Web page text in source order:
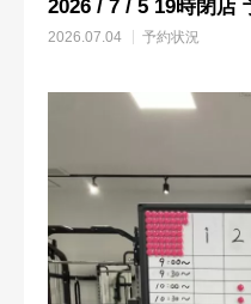
2026 / 7 / 5 19時閉店
2026.07.04 予約状況
当ジムについて
お客様の声
ブログ